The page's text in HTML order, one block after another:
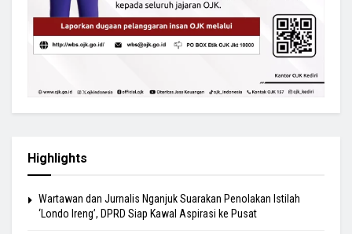
Highlights
Wartawan dan Jurnalis Nganjuk Suarakan Penolakan Istilah
‘Londo Ireng’, DPRD Siap Kawal Aspirasi ke Pusat